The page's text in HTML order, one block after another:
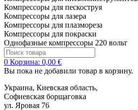
Компрессоры для пескоструя
Компрессоры для лазера
Компрессоры для плазмореза
Компрессоры для покраски
Однофазные компрессоры 220 вольт
0 Корзина: 0,00 €
Вы пока не добавили товар в корзину.
Украина, Киевская область,
Софиевская борщаговка
ул. Яровая 76